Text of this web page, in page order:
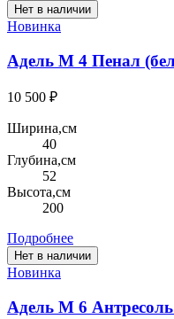
Нет в наличии
Новинка
Адель М 4 Пенал
10 500 ₽
Ширина,см
40
Глубина,см
52
Высота,см
200
Подробнее
Нет в наличии
Новинка
Адель М 6